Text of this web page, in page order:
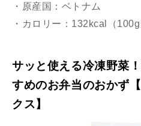
・原産国：ベトナム
・カロリー：132kcal（100g
サッと使える冷凍野菜
すめのお弁当のおかず
クス】